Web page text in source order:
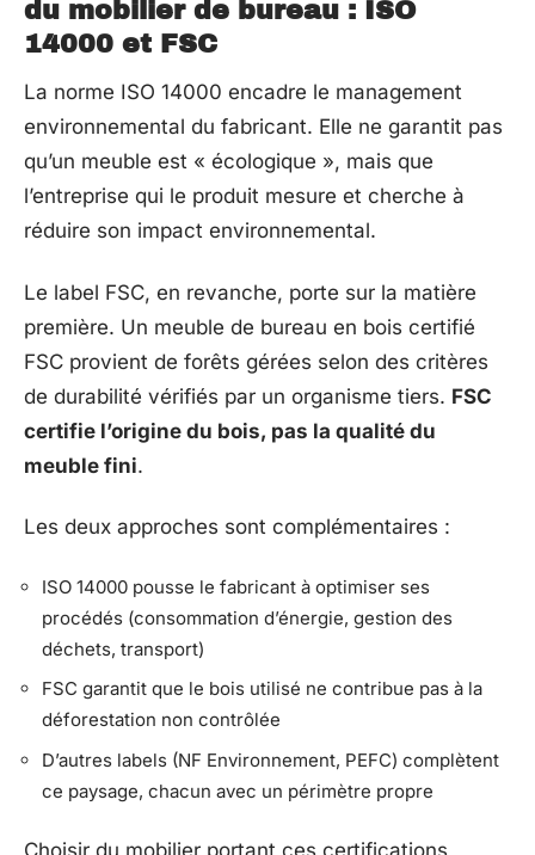
du mobilier de bureau : ISO
14000 et FSC
La norme ISO 14000 encadre le management
environnemental du fabricant. Elle ne garantit pas
qu’un meuble est « écologique », mais que
l’entreprise qui le produit mesure et cherche à
réduire son impact environnemental.
Le label FSC, en revanche, porte sur la matière
première. Un meuble de bureau en bois certifié
FSC provient de forêts gérées selon des critères
de durabilité vérifiés par un organisme tiers. FSC
certifie l’origine du bois, pas la qualité du
meuble fini.
Les deux approches sont complémentaires :
ISO 14000 pousse le fabricant à optimiser ses
procédés (consommation d’énergie, gestion des
déchets, transport)
FSC garantit que le bois utilisé ne contribue pas à la
déforestation non contrôlée
D’autres labels (NF Environnement, PEFC) complètent
ce paysage, chacun avec un périmètre propre
Choisir du mobilier portant ces certifications